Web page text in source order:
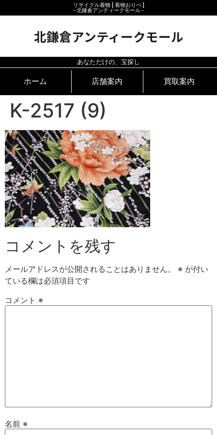
リサイクル着物 [ 着物おりべ ]
- 北鎌倉アンティークモール ‐
北鎌倉アンティークモール
あなただけの、宝探し
ホーム 店舗案内 買取案内
K-2517 (9)
コメントを残す
メールアドレスが公開されることはありません。 ※ が付い
ている欄は必須項目です
コメント ※
名前 ※